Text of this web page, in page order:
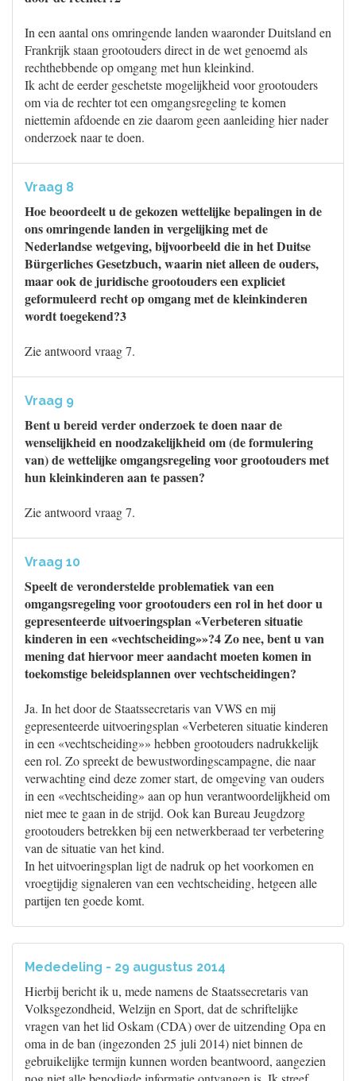
In een aantal ons omringende landen waaronder Duitsland en
Frankrijk staan grootouders direct in de wet genoemd als
rechthebbende op omgang met hun kleinkind.
Ik acht de eerder geschetste mogelijkheid voor grootouders
om via de rechter tot een omgangsregeling te komen
niettemin afdoende en zie daarom geen aanleiding hier nader
onderzoek naar te doen.
Vraag 8
Hoe beoordeelt u de gekozen wettelijke bepalingen in de
ons omringende landen in vergelijking met de
Nederlandse wetgeving, bijvoorbeeld die in het Duitse
Bürgerliches Gesetzbuch, waarin niet alleen de ouders,
maar ook de juridische grootouders een expliciet
geformuleerd recht op omgang met de kleinkinderen
wordt toegekend?3
Zie antwoord vraag 7.
Vraag 9
Bent u bereid verder onderzoek te doen naar de
wenselijkheid en noodzakelijkheid om (de formulering
van) de wettelijke omgangsregeling voor grootouders met
hun kleinkinderen aan te passen?
Zie antwoord vraag 7.
Vraag 10
Speelt de veronderstelde problematiek van een
omgangsregeling voor grootouders een rol in het door u
gepresenteerde uitvoeringsplan «Verbeteren situatie
kinderen in een «vechtscheiding»»?4 Zo nee, bent u van
mening dat hiervoor meer aandacht moeten komen in
toekomstige beleidsplannen over vechtscheidingen?
Ja. In het door de Staatssecretaris van VWS en mij
gepresenteerde uitvoeringsplan «Verbeteren situatie kinderen
in een «vechtscheiding»» hebben grootouders nadrukkelijk
een rol. Zo spreekt de bewustwordingscampagne, die naar
verwachting eind deze zomer start, de omgeving van ouders
in een «vechtscheiding» aan op hun verantwoordelijkheid om
niet mee te gaan in de strijd. Ook kan Bureau Jeugdzorg
grootouders betrekken bij een netwerkberaad ter verbetering
van de situatie van het kind.
In het uitvoeringsplan ligt de nadruk op het voorkomen en
vroegtijdig signaleren van een vechtscheiding, hetgeen alle
partijen ten goede komt.
Mededeling - 29 augustus 2014
Hierbij bericht ik u, mede namens de Staatssecretaris van
Volksgezondheid, Welzijn en Sport, dat de schriftelijke
vragen van het lid Oskam (CDA) over de uitzending Opa en
oma in de ban (ingezonden 25 juli 2014) niet binnen de
gebruikelijke termijn kunnen worden beantwoord, aangezien